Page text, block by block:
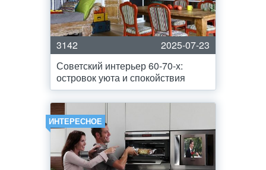
3142
2025-07-23
Советский интерьер 60-70-х:
островок уюта и спокойствия
ИНТЕРЕСНОЕ